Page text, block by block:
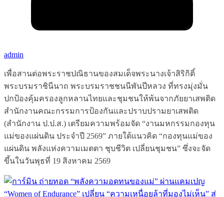
admin
เพื่อสานต่อพระราชปณิธานของสมเด็จพระนางเจ้าสิริกิติ์
พระบรมราชินีนาถ พระบรมราชชนนีพันปีหลวง ที่ทรงมุ่งมั่น
ปกป้องคุ้มครองลูกหลานไทยและชุมชนให้พ้นจากภัยยาเสพติด
สำนักงานคณะกรรมการป้องกันและปราบปรามยาเสพติด
(สำนักงาน ป.ป.ส.) เตรียมความพร้อมจัด “งานมหกรรมกองทุน
แม่ของแผ่นดิน ประจำปี 2569” ภายใต้แนวคิด “กองทุนแม่ของ
แผ่นดิน พลังแห่งความเมตตา ชุบชีวิต เปลี่ยนชุมชน” ซึ่งจะจัด
ขึ้นในวันพุธที่ 19 สิงหาคม 2569